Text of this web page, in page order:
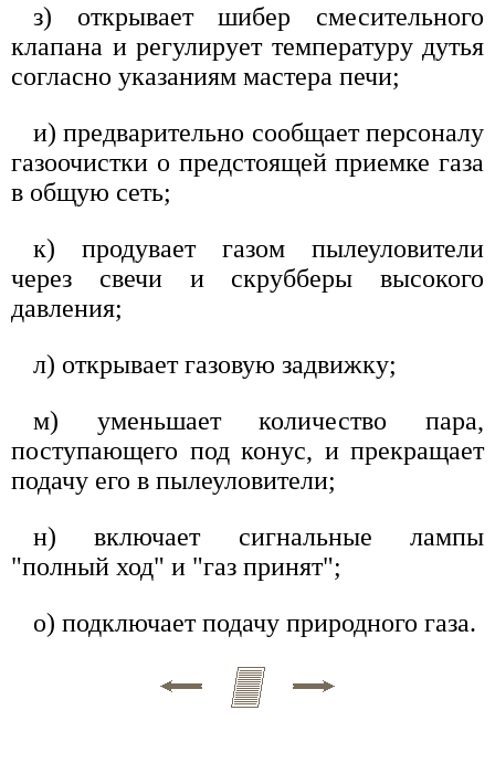
з) открывает шибер смесительного
клапана и регулирует температуру дутья
согласно указаниям мастера печи;
и) предварительно сообщает персоналу
газоочистки о предстоящей приемке газа
в общую сеть;
к) продувает газом пылеуловители
через свечи и скрубберы высокого
давления;
л) открывает газовую задвижку;
м) уменьшает количество пара,
поступающего под конус, и прекращает
подачу его в пылеуловители;
н) включает сигнальные лампы
"полный ход" и "газ принят";
о) подключает подачу природного газа.